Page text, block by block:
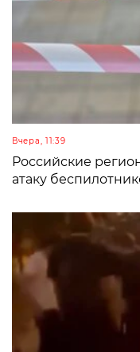
Вчера, 11:39
Российские
атаку